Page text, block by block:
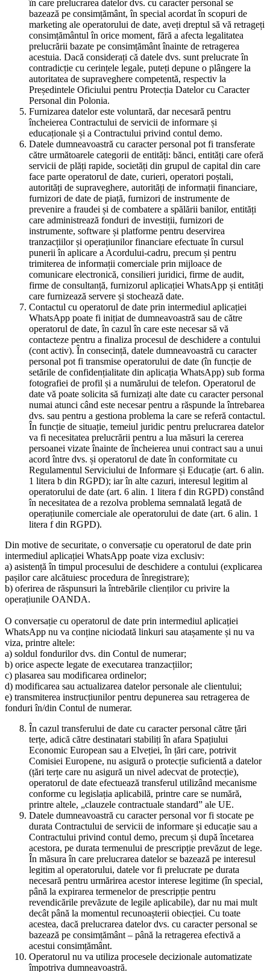
în care prelucrarea datelor dvs. cu caracter personal se
bazează pe consimțământ, în special acordat în scopuri de
marketing ale operatorului de date, aveți dreptul să vă retrageți
consimțământul în orice moment, fără a afecta legalitatea
prelucrării bazate pe consimțământ înainte de retragerea
acestuia. Dacă considerați că datele dvs. sunt prelucrate în
contradicție cu cerințele legale, puteți depune o plângere la
autoritatea de supraveghere competentă, respectiv la
Președintele Oficiului pentru Protecția Datelor cu Caracter
Personal din Polonia.
Furnizarea datelor este voluntară, dar necesară pentru
încheierea Contractului de servicii de informare și
educaționale și a Contractului privind contul demo.
Datele dumneavoastră cu caracter personal pot fi transferate
către următoarele categorii de entități: bănci, entități care oferă
servicii de plăți rapide, societăți din grupul de capital din care
face parte operatorul de date, curieri, operatori poștali,
autorități de supraveghere, autorități de informații financiare,
furnizori de date de piață, furnizori de instrumente de
prevenire a fraudei și de combatere a spălării banilor, entități
care administrează fonduri de investiții, furnizori de
instrumente, software și platforme pentru deservirea
tranzacțiilor și operațiunilor financiare efectuate în cursul
punerii în aplicare a Acordului-cadru, precum și pentru
trimiterea de informații comerciale prin mijloace de
comunicare electronică, consilieri juridici, firme de audit,
firme de consultanță, furnizorul aplicației WhatsApp și entități
care furnizează servere și stochează date.
Contactul cu operatorul de date prin intermediul aplicației
WhatsApp poate fi inițiat de dumneavoastră sau de către
operatorul de date, în cazul în care este necesar să vă
contacteze pentru a finaliza procesul de deschidere a contului
(cont activ). În consecință, datele dumneavoastră cu caracter
personal pot fi transmise operatorului de date (în funcție de
setările de confidențialitate din aplicația WhatsApp) sub forma
fotografiei de profil și a numărului de telefon. Operatorul de
date vă poate solicita să furnizați alte date cu caracter personal
numai atunci când este necesar pentru a răspunde la întrebarea
dvs. sau pentru a gestiona problema la care se referă contactul.
În funcție de situație, temeiul juridic pentru prelucrarea datelor
va fi necesitatea prelucrării pentru a lua măsuri la cererea
persoanei vizate înainte de încheierea unui contract sau a unui
acord între dvs. și operatorul de date în conformitate cu
Regulamentul Serviciului de Informare și Educație (art. 6 alin.
1 litera b din RGPD); iar în alte cazuri, interesul legitim al
operatorului de date (art. 6 alin. 1 litera f din RGPD) constând
în necesitatea de a rezolva problema semnalată legată de
operațiunile comerciale ale operatorului de date (art. 6 alin. 1
litera f din RGPD).
Din motive de securitate, o conversație cu operatorul de date prin
intermediul aplicației WhatsApp poate viza exclusiv:
a) asistență în timpul procesului de deschidere a contului (explicarea
pașilor care alcătuiesc procedura de înregistrare);
b) oferirea de răspunsuri la întrebările clienților cu privire la
operațiunile OANDA.
O conversație cu operatorul de date prin intermediul aplicației
WhatsApp nu va conține niciodată linkuri sau atașamente și nu va
viza, printre altele:
a) soldul fondurilor dvs. din Contul de numerar;
b) orice aspecte legate de executarea tranzacțiilor;
c) plasarea sau modificarea ordinelor;
d) modificarea sau actualizarea datelor personale ale clientului;
e) transmiterea instrucțiunilor pentru depunerea sau retragerea de
fonduri în/din Contul de numerar.
În cazul transferului de date cu caracter personal către țări
terțe, adică către destinatari stabiliți în afara Spațiului
Economic European sau a Elveției, în țări care, potrivit
Comisiei Europene, nu asigură o protecție suficientă a datelor
(țări terțe care nu asigură un nivel adecvat de protecție),
operatorul de date efectuează transferul utilizând mecanisme
conforme cu legislația aplicabilă, printre care se numără,
printre altele, „clauzele contractuale standard” ale UE.
Datele dumneavoastră cu caracter personal vor fi stocate pe
durata Contractului de servicii de informare și educație sau a
Contractului privind contul demo, precum și după încetarea
acestora, pe durata termenului de prescripție prevăzut de lege.
În măsura în care prelucrarea datelor se bazează pe interesul
legitim al operatorului, datele vor fi prelucrate pe durata
necesară pentru urmărirea acestor interese legitime (în special,
până la expirarea termenelor de prescripție pentru
revendicările prevăzute de legile aplicabile), dar nu mai mult
decât până la momentul recunoașterii obiecției. Cu toate
acestea, dacă prelucrarea datelor dvs. cu caracter personal se
bazează pe consimțământ – până la retragerea efectivă a
acestui consimțământ.
Operatorul nu va utiliza procesele decizionale automatizate
împotriva dumneavoastră.